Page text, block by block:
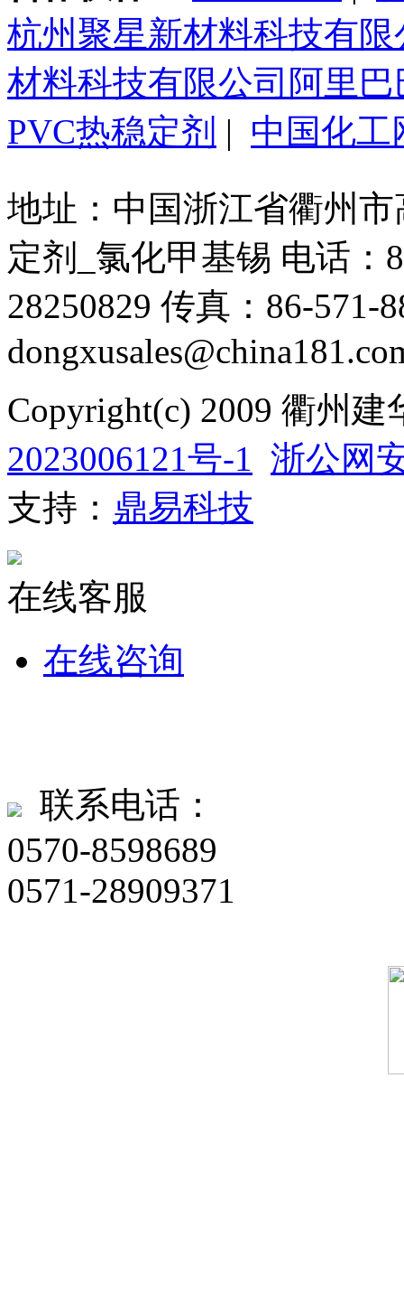
杭州聚星新材料科技有
材料科技有限公司阿里巴
PVC热稳定剂 | 中国化工
地址：中国浙江省衢州
定剂_氯化甲基锡 电话：
28250829 传真：86-571-
Copyright(c) 2009 衢州
2023006121号-1 浙公网
支持： 鼎易科技
在线客服
在线咨询
联系电话：
0570-8598689
0571-28909371